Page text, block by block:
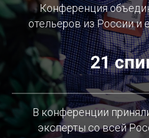
Конференция
отельеров из России и
21
В конференции
эксперты со всей